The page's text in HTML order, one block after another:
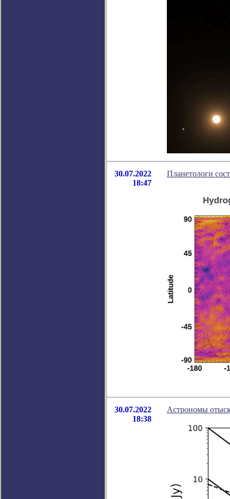
30.07.2022
18:47
Планетологи
30.07.2022
18:38
Астрономы